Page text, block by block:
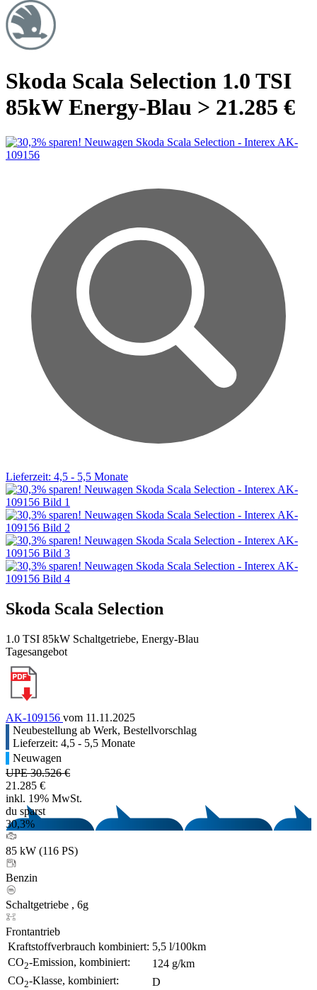
Skoda Scala Selection 1.0 TSI
85kW Energy-Blau > 21.285 €
Lieferzeit: 4,5 - 5,5 Monate
Skoda Scala Selection
1.0 TSI 85kW Schaltgetriebe, Energy-Blau
Tagesangebot
AK-109156 vom 11.11.2025
Neubestellung ab Werk, Bestellvorschlag
Lieferzeit: 4,5 - 5,5 Monate
Neuwagen
UPE 30.526 €
21.285 €
inkl. 19% MwSt.
du sparst
30,3%
85 kW (116 PS)
Benzin
Schaltgetriebe , 6g
Frontantrieb
Kraftstoffverbrauch kombiniert: 5,5 l/100km
CO2-Emission, kombiniert:
124 g/km
CO2-Klasse, kombiniert:
D